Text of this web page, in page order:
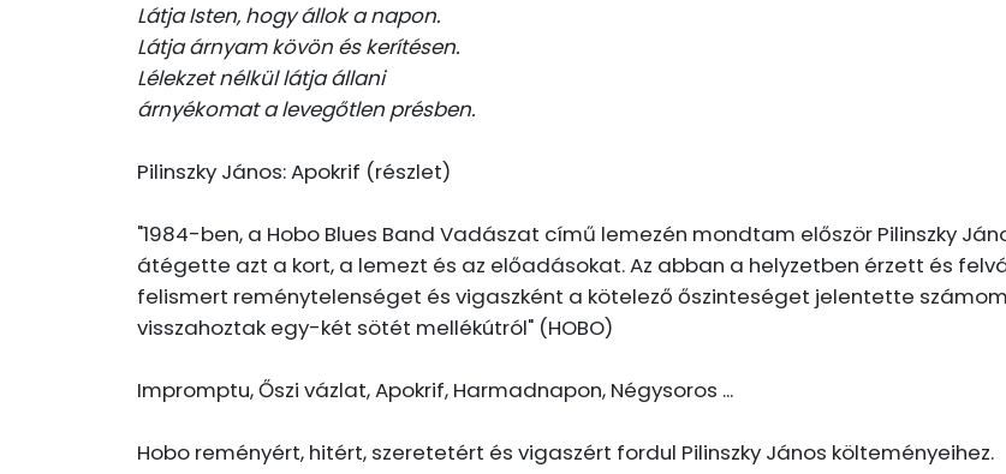
Látja Isten, hogy állok a napon.
Látja árnyam kövön és kerítésen.
Lélekzet nélkül látja állani
árnyékomat a levegőtlen présben.
Pilinszky János: Apokrif (részlet)
"1984-ben, a Hobo Blues Band Vadászat című lemezén mondtam először Pilinszky
átégette azt a kort, a lemezt és az előadásokat. Az abban a helyzetben érzett és
felismert reménytelenséget és vigaszként a kötelező őszinteséget jelentette
visszahoztak egy-két sötét mellékútról" (HOBO)
Impromptu, Őszi vázlat, Apokrif, Harmadnapon, Négysoros ...
Hobo reményért, hitért, szeretetért és vigaszért fordul Pilinszky János költeményeihez.